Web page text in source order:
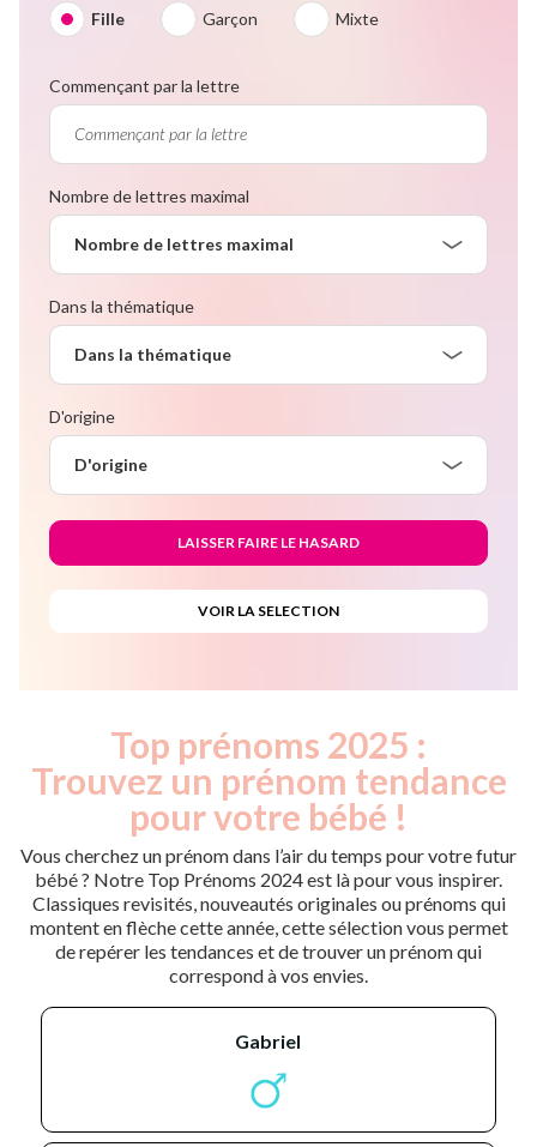
Fille Garçon Mixte
Commençant par la lettre
Nombre de lettres maximal
Nombre de lettres maximal
Dans la thématique
Dans la thématique
D'origine
D'origine
Top prénoms 2025 :
Trouvez un prénom tendance
pour votre bébé !
Vous cherchez un prénom dans l’air du temps pour votre futur
bébé ? Notre Top Prénoms 2024 est là pour vous inspirer.
Classiques revisités, nouveautés originales ou prénoms qui
montent en flèche cette année, cette sélection vous permet
de repérer les tendances et de trouver un prénom qui
correspond à vos envies.
gabriel